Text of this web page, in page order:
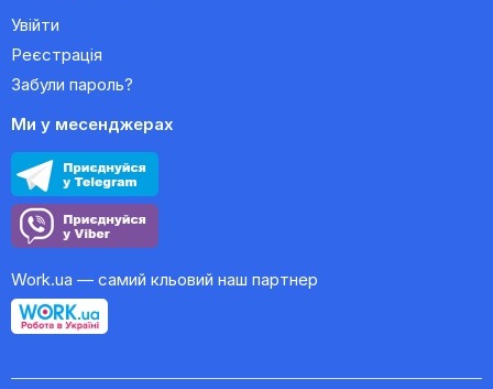
Увійти
Реєстрація
Забули пароль?
Ми у месенджерах
Work.ua — самий кльовий наш партнер